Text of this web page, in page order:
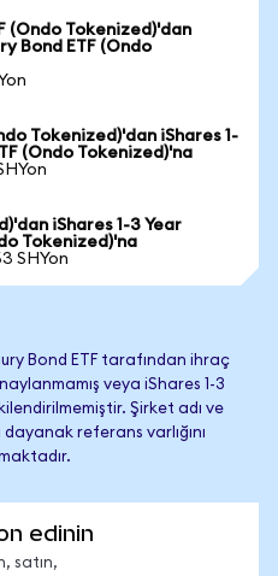
(Ondo Tokenized)'dan
Bond ETF (Ondo
Tokenized)'dan iShares 1-
(Ondo Tokenized)'na
iShares 1-3 Year
Tokenized)'na
SHYon
Bond ETF tarafından ihraç
veya iShares 1-3
Şirket adı ve
referans varlığını
edinin
satın,